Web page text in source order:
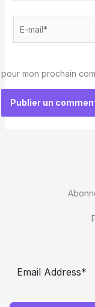
mail*
pour mon prochain